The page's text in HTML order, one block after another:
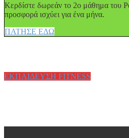
Κερδίστε δωρεάν το 2ο μάθημα του
προσφορά ισχύει για ένα μήνα.
ΠΑΤΗΣΕ ΕΔΩ
ΕΚΠΑΙΔΕΥΣΗ FITNESS